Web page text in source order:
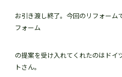
お引き渡し終了。今回のリフォーム
フォーム
の提案を受け入れてくれたのはド
トさん。